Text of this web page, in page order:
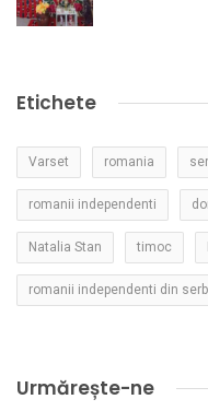
Etichete
Varset romania
romanii independenti
Natalia Stan timoc
romanii independenti din
Urmărește-ne